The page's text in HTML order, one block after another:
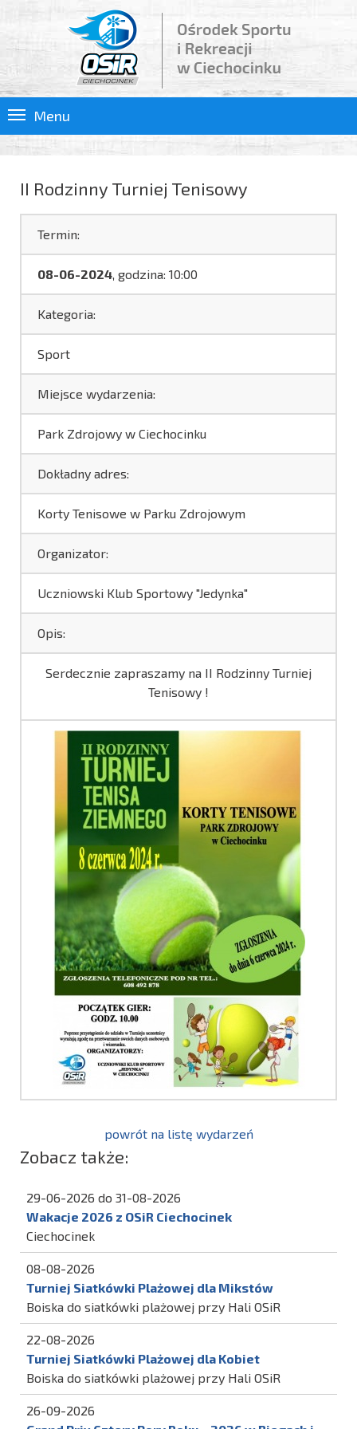
Menu
II Rodzinny Turniej Tenisowy
Termin:
08-06-2024, godzina: 10:00
Kategoria:
Sport
Miejsce wydarzenia:
Park Zdrojowy w Ciechocinku
Dokładny adres:
Korty Tenisowe w Parku Zdrojowym
Organizator:
Uczniowski Klub Sportowy "Jedynka"
Opis:
Serdecznie zapraszamy na II Rodzinny Turniej
Tenisowy !
powrót na listę wydarzeń
Zobacz także:
29-06-2026 do 31-08-2026
Wakacje 2026 z OSiR Ciechocinek
Ciechocinek
08-08-2026
Turniej Siatkówki Plażowej dla Mikstów
Boiska do siatkówki plażowej przy Hali OSiR
22-08-2026
Turniej Siatkówki Plażowej dla Kobiet
Boiska do siatkówki plażowej przy Hali OSiR
26-09-2026